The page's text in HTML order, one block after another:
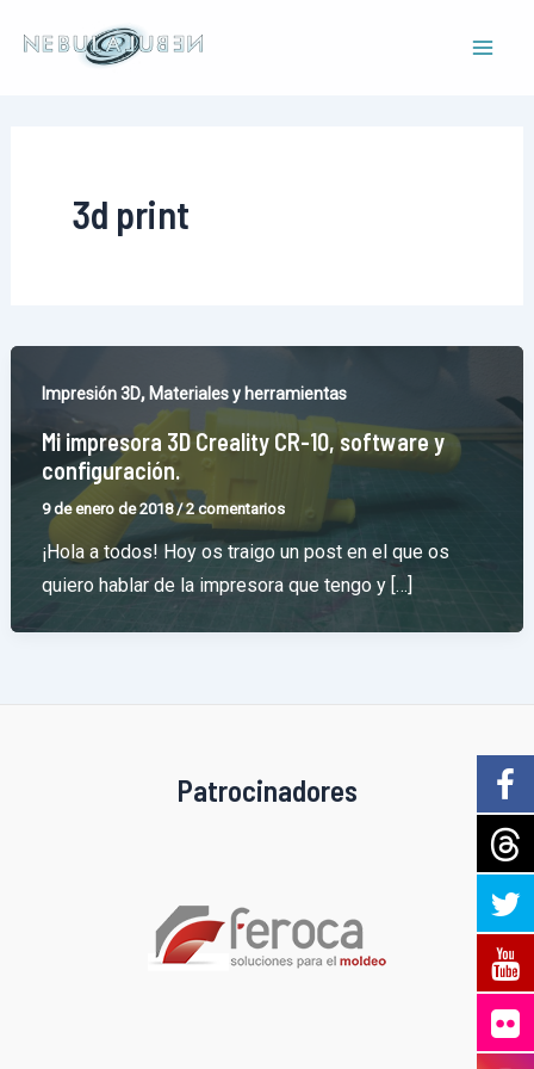
3d print
Impresión 3D, Materiales y herramientas
Mi impresora 3D Creality CR-10, software y
configuración.
9 de enero de 2018/2 comentarios
¡Hola a todos! Hoy os traigo un post en el que os
quiero hablar de la impresora que tengo y […]
Patrocinadores